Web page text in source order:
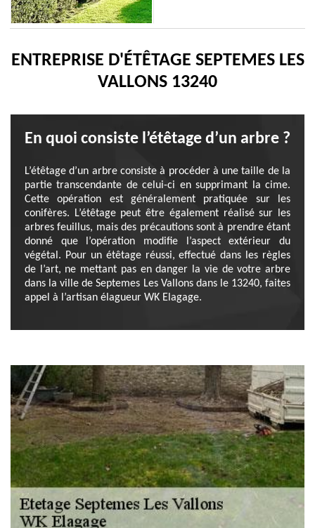
ENTREPRISE D'ÉTÊTAGE SEPTEMES LES
VALLONS 13240
En quoi consiste l’étêtage d’un arbre ?
L’étêtage d’un arbre consiste à procéder à une taille de la
partie transcendante de celui-ci en supprimant la cime.
Cette opération est généralement pratiquée sur les
conifères. L’étêtage peut être également réalisé sur les
arbres feuillus, mais des précautions sont à prendre étant
donné que l’opération modifie l’aspect extérieur du
végétal. Pour un étêtage réussi, effectué dans les règles
de l’art, ne mettant pas en danger la vie de votre arbre
dans la ville de Septemes Les Vallons dans le 13240, faites
appel à l’artisan élagueur WK Elagage.